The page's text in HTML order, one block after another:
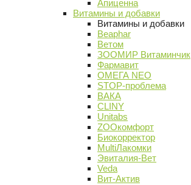
Апиценна
Витамины и добавки
Витамины и добавки
Beaphar
Ветом
ЗООМИР Витаминчик
Фармавит
ОМЕГА NEO
STOP-проблема
ВАКА
CLINY
Unitabs
ZOOкомфорт
Биокорректор
MultiЛакомки
Эвиталия-Вет
Veda
Вит-Актив